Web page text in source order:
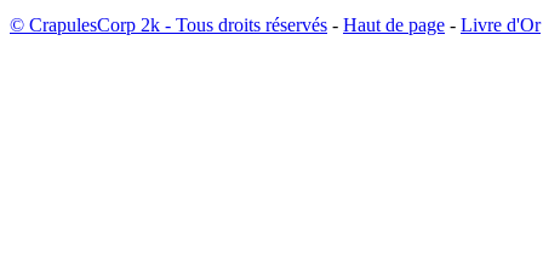
© CrapulesCorp 2k - Tous droits réservés - Haut de page - Livre d'Or